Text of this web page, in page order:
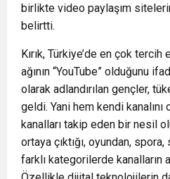
birlikte video paylaşım
belirtti.
Kırık, Türkiye’de en çok
ağının “YouTube” olduğunu
olarak adlandırılan gençler,
geldi. Yani hem kendi
kanalları takip eden bir nesil
ortaya çıktığı, oyundan,
farklı kategorilerde kanalların